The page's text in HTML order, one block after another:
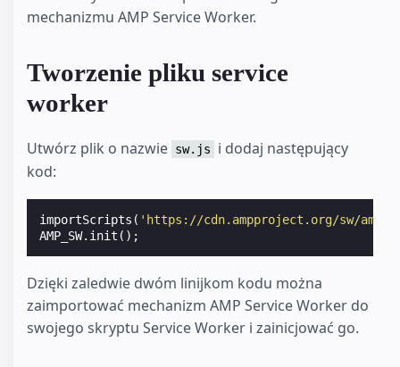
mechanizmu AMP Service Worker.
Tworzenie pliku service
worker
Utwórz plik o nazwie sw.js
i dodaj następujący
kod:
importScripts ( 'https://cdn.ampproject.org/sw/amp-
AMP_SW. init ();
Dzięki zaledwie dwóm linijkom kodu można
zaimportować mechanizm AMP Service Worker do
swojego skryptu Service Worker i zainicjować go.